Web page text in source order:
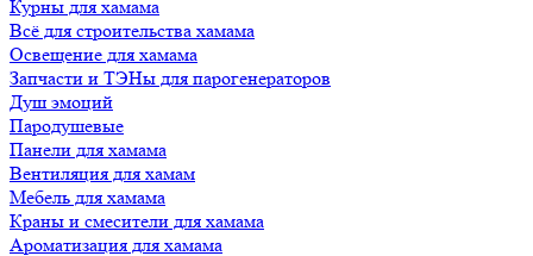
Курны для хамама
Всё для строительства хамама
Освещение для хамама
Запчасти и ТЭНы для парогенераторов
Душ эмоций
Пародушевые
Панели для хамама
Вентиляция для хамам
Мебель для хамама
Краны и смесители для хамама
Ароматизация для хамама